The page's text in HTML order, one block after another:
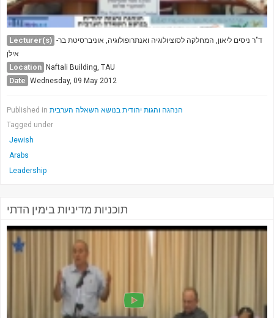
Lecturer(s) ד"ר ניסים ליאון, המחלקה לסוציולוגיה ואנתרופולוגיה, אוניברסיטת בר-
אילן
Location Naftali Building, TAU
Date Wednesday, 09 May 2012
Published in הנהגה והגות יהודית בנושא השאלה הערבית
Tagged under
Jewish
Arabs
Leadership
תוכניות מדיניות בימין הדתי